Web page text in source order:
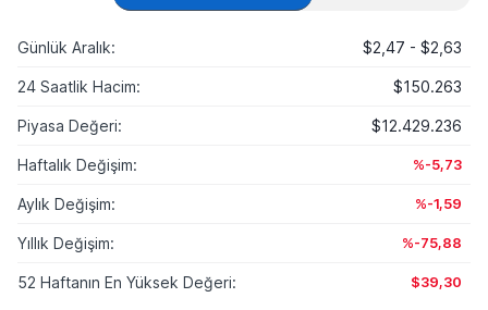
Günlük Aralık: $2,47 - $2,63
24 Saatlik Hacim: $150.263
Piyasa Değeri: $12.429.236
Haftalık Değişim: %-5,73
Aylık Değişim: %-1,59
Yıllık Değişim: %-75,88
52 Haftanın En Yüksek Değeri: $39,30